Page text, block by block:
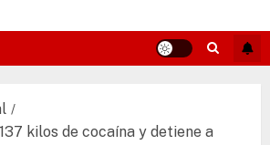
kilos de cocaína y detiene a